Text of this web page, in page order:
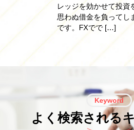
レッジを効かせて投資
思わぬ借金を負ってし
です。FXでで […]
Keyword
よく検索される